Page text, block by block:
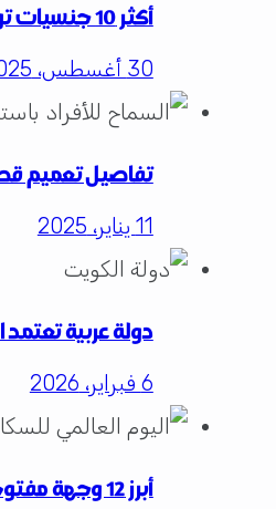
أكثر 10 جنسيات تواجداً في قطر 2025
30 أغسطس، 2025
تفاصيل تعميم
11 يناير، 2025
دولة عربية
6 فبراير، 2026
أبرز 12 وجهة مفتوحة مكيّفة في قطر لمواجهة حرارة الصيف للعائلات والأفراد